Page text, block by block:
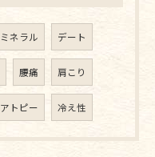
ミネラル デート
腰痛 肩こり
アトピー 冷え性